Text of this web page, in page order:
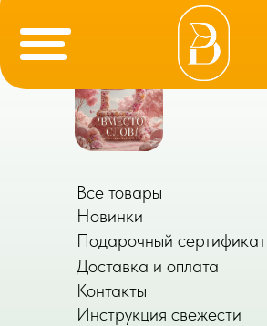
Инструкция свежести
Контакты
Доставка и оплата
Подарочный сертификат
Новинки
Все товары